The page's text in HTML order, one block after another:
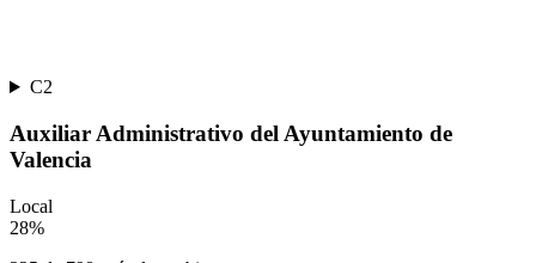
C2
Auxiliar Administrativo del Ayuntamiento de
Valencia
Local
28%